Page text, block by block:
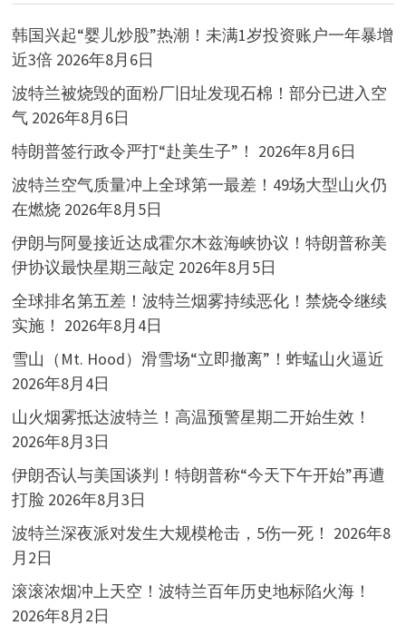
韩国兴起“婴儿炒股”热潮！未满1岁投资账户一年暴增
近3倍 2026年8月6日
波特兰被烧毁的面粉厂旧址发现石棉！部分已进入空
气 2026年8月6日
特朗普签行政令严打“赴美生子”！ 2026年8月6日
波特兰空气质量冲上全球第一最差！49场大型山火仍
在燃烧 2026年8月5日
伊朗与阿曼接近达成霍尔木兹海峡协议！特朗普称美
伊协议最快星期三敲定 2026年8月5日
全球排名第五差！波特兰烟雾持续恶化！禁烧令继续
实施！ 2026年8月4日
雪山（Mt. Hood）滑雪场“立即撤离”！蚱蜢山火逼近
2026年8月4日
山火烟雾抵达波特兰！高温预警星期二开始生效！
2026年8月3日
伊朗否认与美国谈判！特朗普称“今天下午开始”再遭
打脸 2026年8月3日
波特兰深夜派对发生大规模枪击，5伤一死！ 2026年8
月2日
滚滚浓烟冲上天空！波特兰百年历史地标陷火海！
2026年8月2日